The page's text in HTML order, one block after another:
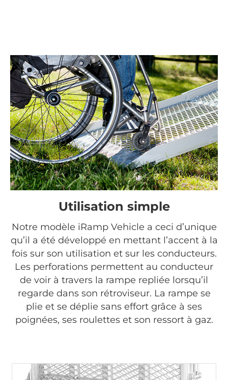
Utilisation simple
Notre modèle iRamp Vehicle a ceci d’unique
qu’il a été développé en mettant l’accent à la
fois sur son utilisation et sur les conducteurs.
Les perforations permettent au conducteur
de voir à travers la rampe repliée lorsqu’il
regarde dans son rétroviseur. La rampe se
plie et se déplie sans effort grâce à ses
poignées, ses roulettes et son ressort à gaz.